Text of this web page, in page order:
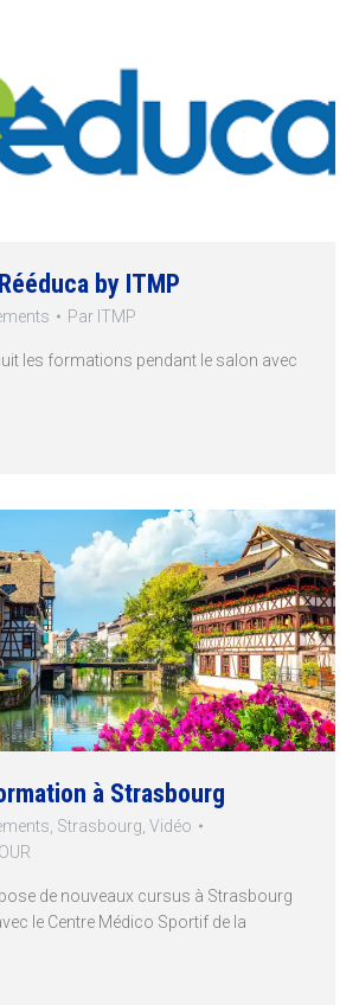
by ITMP
Par ITMP
les formations pendant le salon avec
à Strasbourg
Strasbourg Vidéo
de nouveaux cursus à Strasbourg
le Centre Médico Sportif de la